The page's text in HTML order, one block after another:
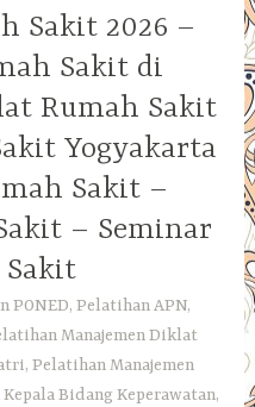
Sakit 2026 –
Sakit di
Rumah Sakit
Yogyakarta
Sakit –
– Seminar
Sakit
PONED, Pelatihan APN,
Manajemen Diklat
Pelatihan Manajemen
Bidang Keperawatan,